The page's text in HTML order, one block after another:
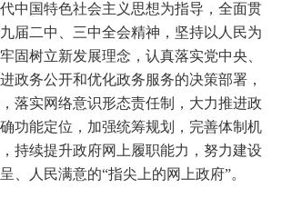
中国特色社会主义思想为指导，全面贯
届二中、三中全会精神，坚持以人民为
固树立新发展理念，认真落实党中央、
政务公开和优化政务服务的决策部署，
落实网络意识形态责任制，大力推进政
功能定位，加强统筹规划，完善体制机
持续提升政府网上履职能力，努力建设
、人民满意的“指尖上的网上政府”。